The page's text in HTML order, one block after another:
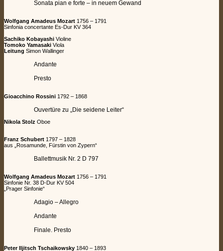
Sonata pian e forte – in neuem Gewand
Wolfgang Amadeus Mozart 1756 – 1791
Sinfonia concertante Es-Dur KV 364
Sachiko Kobayashi Violine
Tomoko Yamasaki Viola
Leitung Simon Wallinger
Andante
Presto
Gioacchino Rossini 1792 – 1868
Ouvertüre zu „Die seidene Leiter“
Nikola Stolz Oboe
Franz Schubert 1797 – 1828
aus „Rosamunde, Fürstin von Zypern“
Ballettmusik Nr. 2 D 797
Wolfgang Amadeus Mozart 1756 – 1791
Sinfonie Nr. 38 D-Dur KV 504
„Prager Sinfonie“
Adagio – Allegro
Andante
Finale. Presto
Peter Iljitsch Tschaikowsky 1840 – 1893